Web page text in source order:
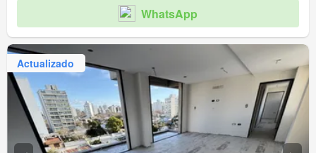
WhatsApp
Actualizado